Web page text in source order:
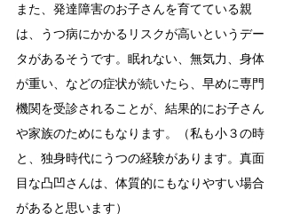
また、発達障害のお子さんを育てている親
は、うつ病にかかるリスクが高いというデー
タがあるそうです。眠れない、無気力、身体
が重い、などの症状が続いたら、早めに専門
機関を受診されることが、結果的にお子さん
や家族のためにもなります。（私も小３の時
と、独身時代にうつの経験があります。真面
目な凸凹さんは、体質的にもなりやすい場合
があると思います）